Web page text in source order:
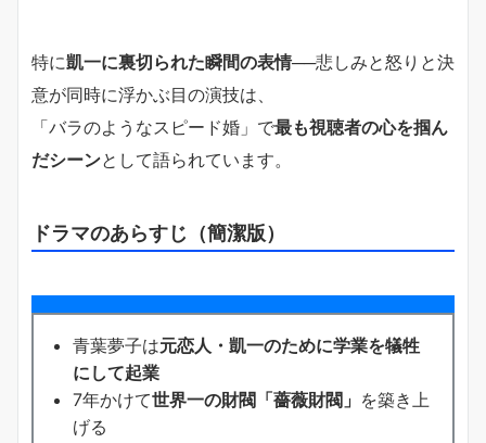
特に凱一に裏切られた瞬間の表情──悲しみと怒りと決
意が同時に浮かぶ目の演技は、
「バラのようなスピード婚」で最も視聴者の心を掴ん
だシーンとして語られています。
ドラマのあらすじ（簡潔版）
青葉夢子は元恋人・凱一のために学業を犠牲
にして起業
7年かけて世界一の財閥「薔薇財閥」 を築き上
げる